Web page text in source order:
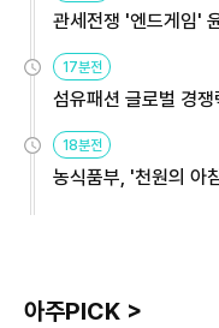
관세전쟁 '엔드게임'
용해야
17분전
섬유패션 글로벌 경
원
18분전
농식품부, '천원의 아
아주PICK >